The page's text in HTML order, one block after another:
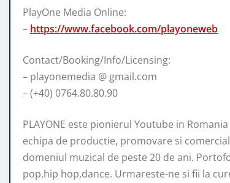
PlayOne Media Online:
– https://www.facebook.com/playoneweb
Contact/Booking/Info/Licensing:
– playonemedia @ gmail.com
– (+40) 0764.80.80.90
PLAYONE este pionierul Youtube in
echipa de productie, promovare si
domeniul muzical de peste 20 de ani.
pop,hip hop,dance. Urmareste-ne si fii la